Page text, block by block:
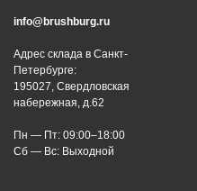
info@brushburg.ru
Адрес склада в Санкт-
Петербурге:
195027, Свердловская
набережная, д.62
Пн — Пт: 09:00–18:00
Сб — Вс: Выходной